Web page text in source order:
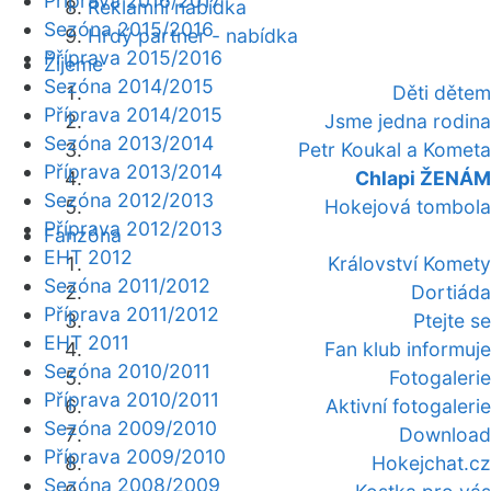
Reklamní nabídka
Hrdý partner - nabídka
Žijeme
Děti dětem
Jsme jedna rodina
Petr Koukal a Kometa
Chlapi ŽENÁM
Hokejová tombola
Fanzóna
Království Komety
Dortiáda
Ptejte se
Fan klub informuje
Fotogalerie
Aktivní fotogalerie
Download
Hokejchat.cz
Sezóna 2015/2016
Příprava 2015/2016
Sezóna 2014/2015
Příprava 2014/2015
Sezóna 2013/2014
Příprava 2013/2014
Sezóna 2012/2013
Příprava 2012/2013
EHT 2012
Sezóna 2011/2012
Příprava 2011/2012
EHT 2011
Sezóna 2010/2011
Příprava 2010/2011
Sezóna 2009/2010
Příprava 2009/2010
Sezóna 2008/2009